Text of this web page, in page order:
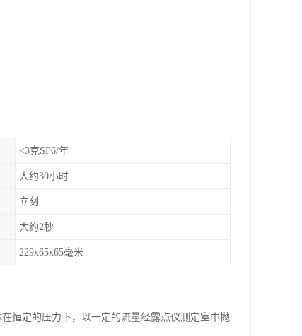
<3克SF6/年
大约30小时
立刻
大约2秒
229x65x65毫米
恒定的压力下，以一定的流量经露点仪测定室中抛